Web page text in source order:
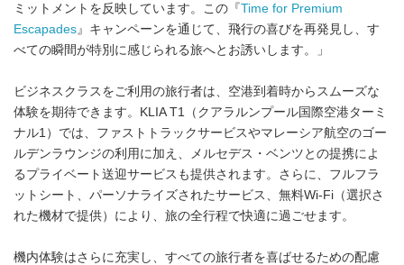
ミットメントを反映しています。この『Time for Premium
Escapades 』キャンペーンを通じて、飛行の喜びを再発見し、す
べての瞬間が特別に感じられる旅へとお誘いします。」
ビジネスクラスをご利用の旅行者は、空港到着時からスムーズな
体験を期待できます。KLIA T1（クアラルンプール国際空港ターミ
ナル1）では、ファストトラックサービスやマレーシア航空のゴー
ルデンラウンジの利用に加え、メルセデス・ベンツとの提携によ
るプライベート送迎サービスも提供されます。さらに、フルフラ
ットシート、パーソナライズされたサービス、無料Wi-Fi（選択さ
れた機材で提供）により、旅の全行程で快適に過ごせます。
機内体験はさらに充実し、すべての旅行者を喜ばせるための配慮